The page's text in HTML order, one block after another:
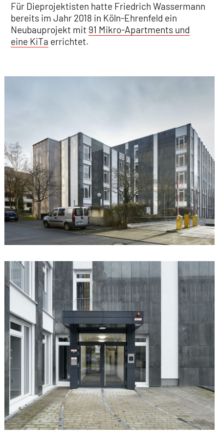
Für Dieprojektisten hatte Friedrich Wassermann
bereits im Jahr 2018 in Köln-Ehrenfeld ein
Neubauprojekt mit 91 Mikro-Apartments und
eine KiTa errichtet.